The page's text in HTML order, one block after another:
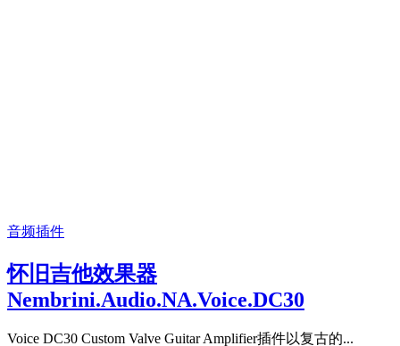
音频插件
怀旧吉他效果器
Nembrini.Audio.NA.Voice.DC30
Voice DC30 Custom Valve Guitar Amplifier插件以复古的...